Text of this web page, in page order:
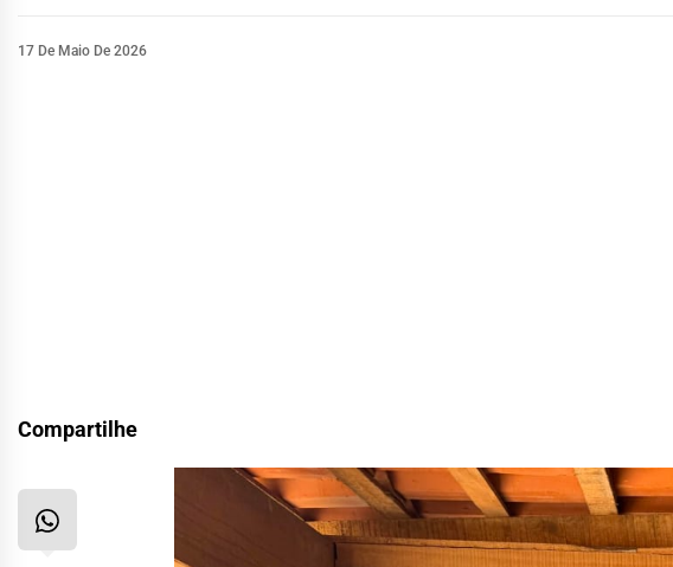
17 De Maio De 2026
Compartilhe